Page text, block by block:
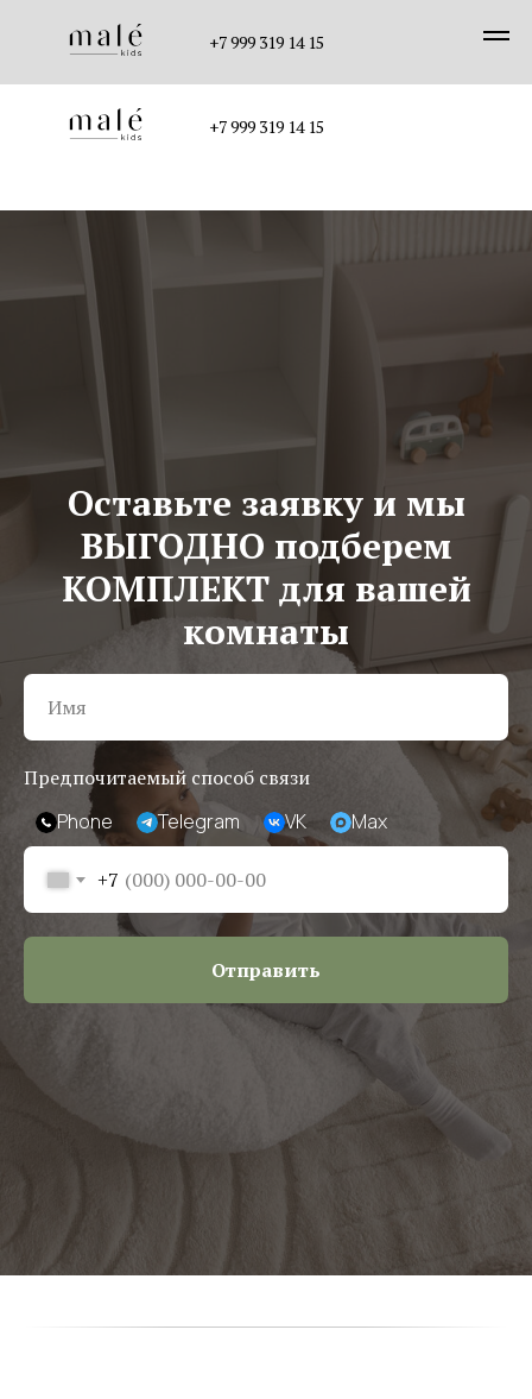
+7 999 319 14 15
+7 999 319 14 15
Оставьте заявку и мы
ВЫГОДНО подберем
КОМПЛЕКТ для вашей
комнаты
Предпочитаемый способ связи
Phone
Telegram VK Max
+7
Отправить